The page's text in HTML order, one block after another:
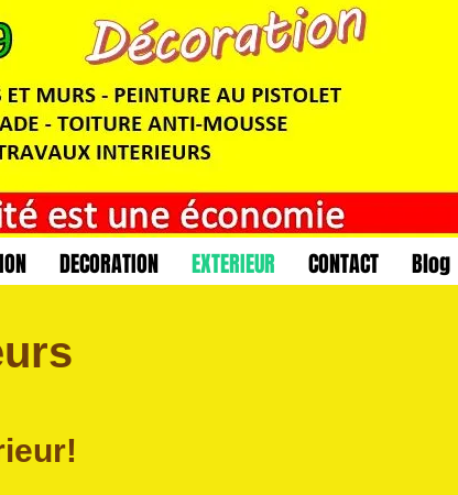
DECORATION EXTERIEUR CONTACT Blog